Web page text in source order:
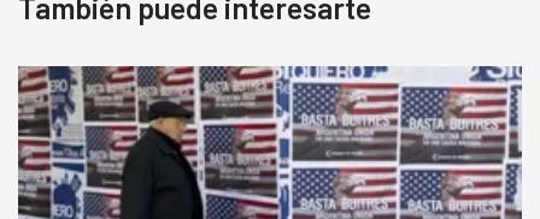
También puede interesarte